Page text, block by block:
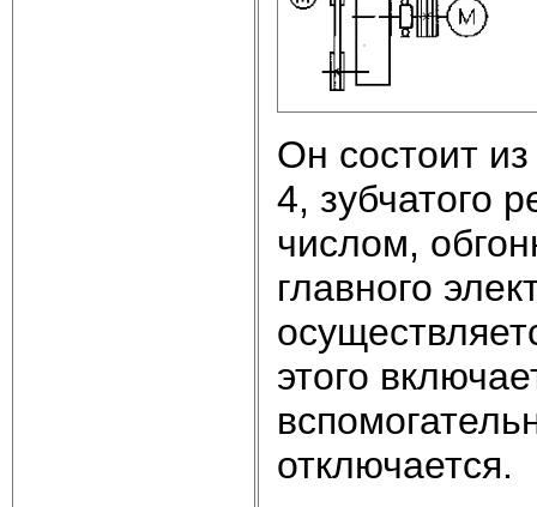
Он состоит
4, зубчатого
числом,
главного
этого
отключается.